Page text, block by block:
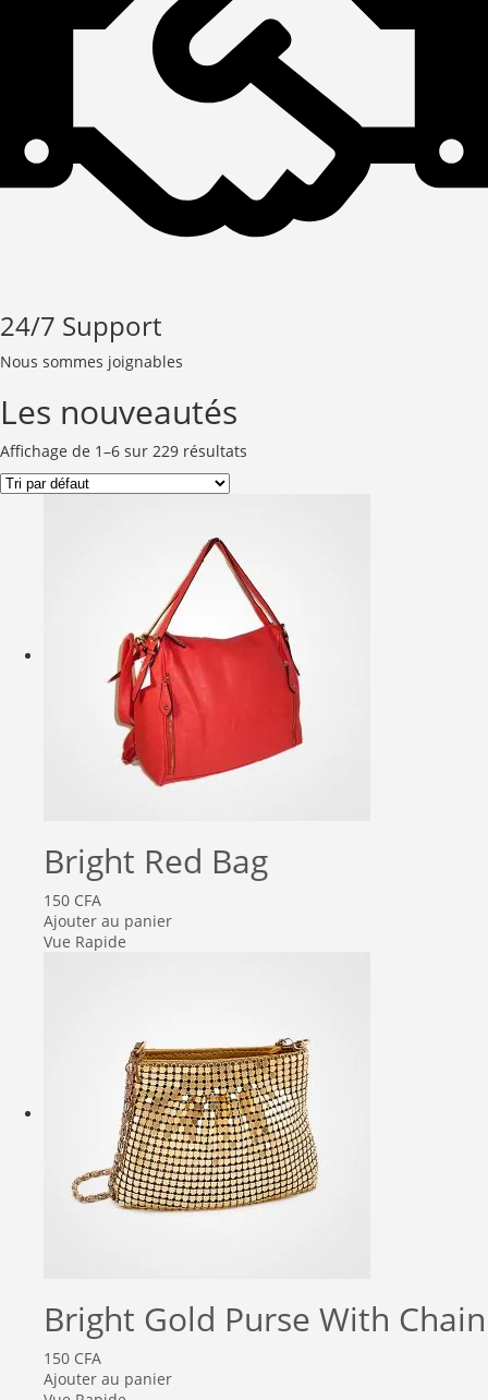
24/7 Support
Nous sommes joignables
Les nouveautés
Affichage de 1–6 sur 229 résultats
Bright Red Bag
150 CFA
Ajouter au panier
Vue Rapide
Bright Gold Purse With Chain
150 CFA
Ajouter au panier